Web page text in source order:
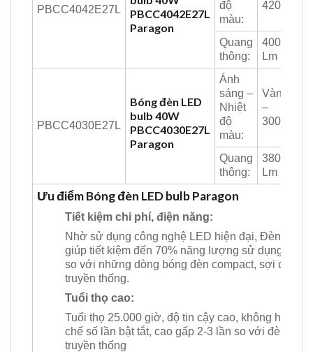
PBCC4042E27L
PBCC4042E27L
Paragon
độ
màu:
4200K
Quang
thông:
4000
Lm
PBCC4030E27L
Bóng đèn LED
bulb 40W
PBCC4030E27L
Paragon
Ánh
sáng –
Nhiệt
độ
màu:
Vàng
–
3000K
Quang
thông:
3800
Lm
Ưu điểm Bóng đèn LED bulb Paragon
Tiết kiệm chi phí, điện năng:
Nhờ sử dụng công nghệ LED hiện đại, Đèn
giúp tiết kiệm đến 70% năng lượng sử dụng
so với những dòng bóng đèn compact, sợi đốt
truyền thống.
Tuổi thọ cao:
Tuổi thọ 25.000 giờ, độ tin cậy cao, không hạn
chế số lần bật tắt, cao gấp 2-3 lần so với đèn
truyền thống